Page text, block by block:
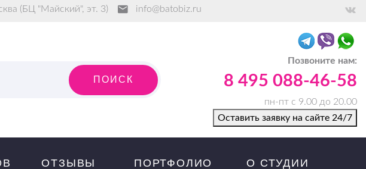
(БЦ "Майский", эт. 3) info@batobiz.ru
П О И С К
ПОИСК
Позвоните нам:
8 495 088-46-58
пн-пт с 9.00 до 20.00
Оставить заявку на сайте 24/7
ОТЗЫВЫ ПОРТФОЛИО О СТУДИИ